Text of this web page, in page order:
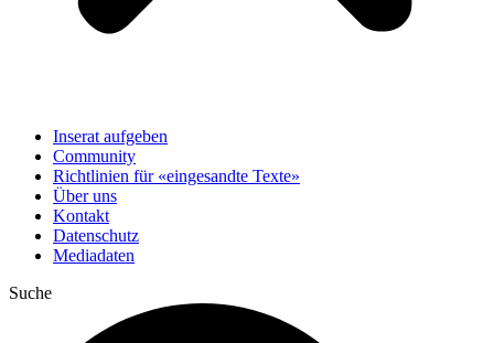
Inserat aufgeben
Community
Richtlinien für «eingesandte Texte»
Über uns
Kontakt
Datenschutz
Mediadaten
Suche